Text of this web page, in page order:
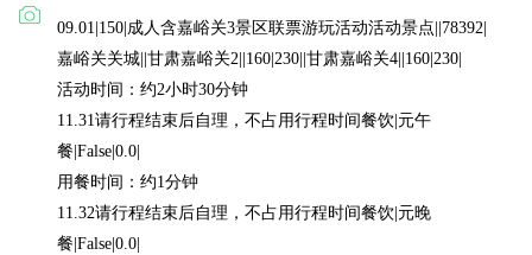
09.01|150|成人含嘉峪关3景区联票游玩活动活动景点||78392|
嘉峪关关城||甘肃嘉峪关2||160|230||甘肃嘉峪关4||160|230|
活动时间：约2小时30分钟
11.31请行程结束后自理，不占用行程时间餐饮|元午
餐|False|0.0|
用餐时间：约1分钟
11.32请行程结束后自理，不占用行程时间餐饮|元晚
餐|False|0.0|